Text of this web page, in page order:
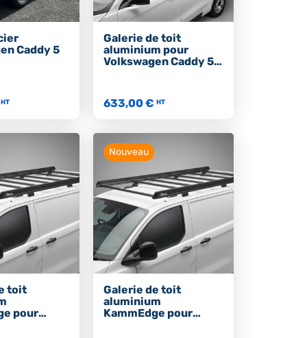
Caddy 5
HT
Galerie de toit
aluminium pour
Volkswagen Caddy 5
633,00 € HT
toit
pour
Nouveau
Galerie de toit
aluminium
KammEdge pour